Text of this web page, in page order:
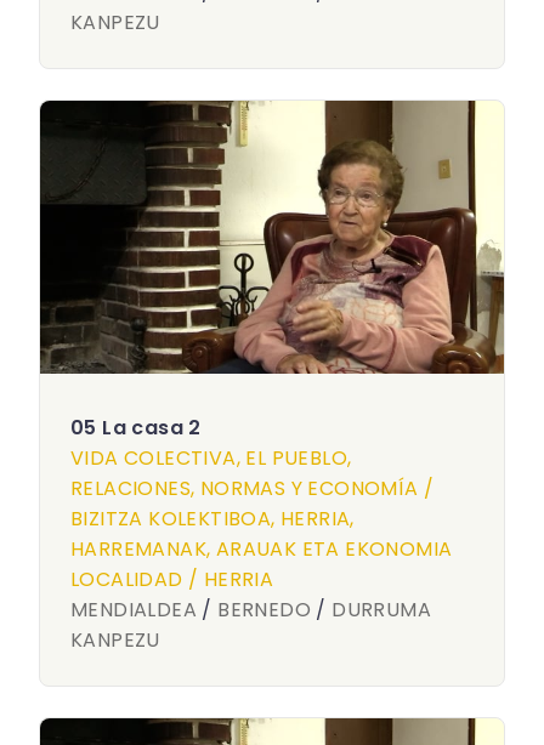
KANPEZU
05 La casa 2
VIDA COLECTIVA, EL PUEBLO,
RELACIONES, NORMAS Y ECONOMÍA /
BIZITZA KOLEKTIBOA, HERRIA,
HARREMANAK, ARAUAK ETA EKONOMIA
LOCALIDAD / HERRIA
MENDIALDEA / BERNEDO / DURRUMA
KANPEZU